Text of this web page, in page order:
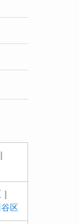
｜
区